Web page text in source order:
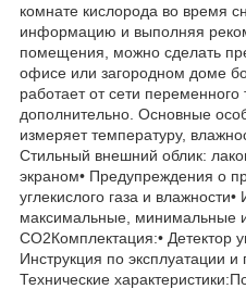
комнате кислорода во время
информацию и выполняя
помещения, можно сделать
офисе или загородном доме
работает от сети
дополнительно. Основные
измеряет температуру,
Стильный внешний облик:
экраном• Предупреждения о
углекислого газа и
максимальные, минимальные
CO2Комплектация:• Детектор
Инструкция по эксплуатации и
Технические